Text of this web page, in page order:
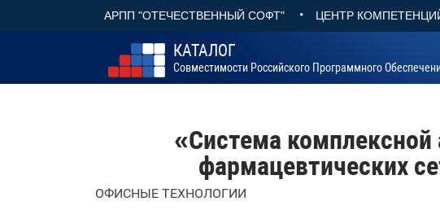
АРПП "ОТЕЧЕСТВЕННЫЙ СОФТ" • ЦЕНТР
КАТАЛОГ
Совместимости Российского Программного
«Система комплексной
фармацевтических
ОФИСНЫЕ ТЕХНОЛОГИИ